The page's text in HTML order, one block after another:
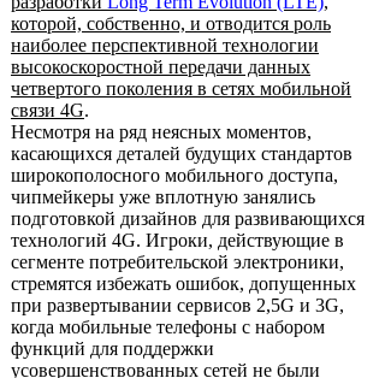
которой, собственно, и отводится роль
наиболее перспективной технологии
высокоскоростной передачи данных
четвертого поколения в сетях мобильной
связи 4G.
Несмотря на ряд неясных моментов,
касающихся деталей будущих стандартов
широкополосного мобильного доступа,
чипмейкеры уже вплотную занялись
подготовкой дизайнов для развивающихся
технологий 4G. Игроки, действующие в
сегменте потребительской электроники,
стремятся избежать ошибок, допущенных
при развертывании сервисов 2,5G и 3G,
когда мобильные телефоны с набором
функций для поддержки
усовершенствованных сетей не были